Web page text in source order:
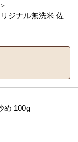
ジナル無洗米 佐
め 100g